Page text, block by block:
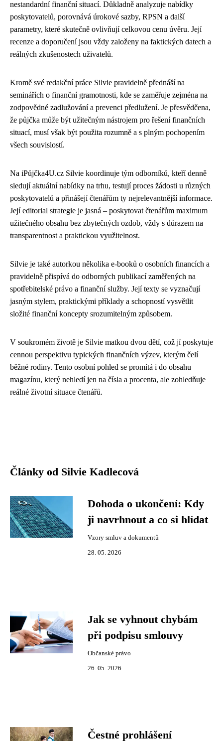
nestandardní finanční situací. Důkladně analyzuje nabídky
poskytovatelů, porovnává úrokové sazby, RPSN a další
parametry, které skutečně ovlivňují celkovou cenu úvěru. Její
recenze a doporučení jsou vždy založeny na faktických datech a
reálných zkušenostech uživatelů.
Kromě své redakční práce Silvie pravidelně přednáší na
seminářích o finanční gramotnosti, kde se zaměřuje zejména na
zodpovědné zadlužování a prevenci předlužení. Je přesvědčena,
že půjčka může být užitečným nástrojem pro řešení finančních
situací, musí však být použita rozumně a s plným pochopením
všech souvislostí.
Na iPůjčka4U.cz Silvie koordinuje tým odborníků, kteří denně
sledují aktuální nabídky na trhu, testují proces žádosti u různých
poskytovatelů a přinášejí čtenářům ty nejrelevantnější informace.
Její editorial strategie je jasná – poskytovat čtenářům maximum
užitečného obsahu bez zbytečných ozdob, vždy s důrazem na
transparentnost a praktickou využitelnost.
Silvie je také autorkou několika e-booků o osobních financích a
pravidelně přispívá do odborných publikací zaměřených na
spotřebitelské právo a finanční služby. Její texty se vyznačují
jasným stylem, praktickými příklady a schopností vysvětlit
složité finanční koncepty srozumitelným způsobem.
V soukromém životě je Silvie matkou dvou dětí, což jí poskytuje
cennou perspektivu typických finančních výzev, kterým čelí
běžné rodiny. Tento osobní pohled se promítá i do obsahu
magazínu, který nehledí jen na čísla a procenta, ale zohledňuje
reálné životní situace čtenářů.
Články od Silvie Kadlecová
Dohoda o ukončení: Kdy
ji navrhnout a co si hlídat
Vzory smluv a dokumentů
28. 05. 2026
Jak se vyhnout chybám
při podpisu smlouvy
Občanské právo
26. 05. 2026
Čestné prohlášení